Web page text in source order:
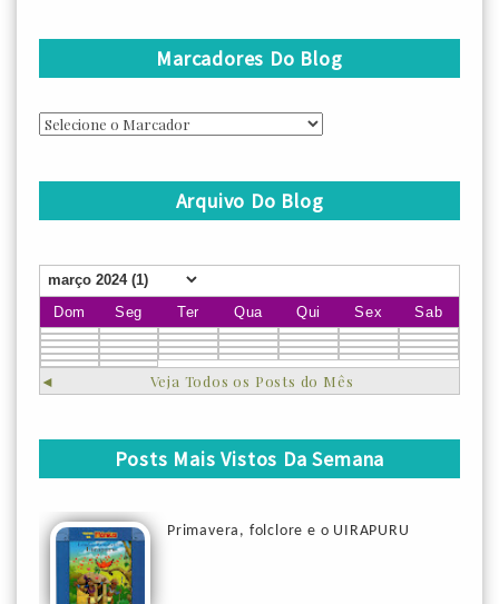
Marcadores Do Blog
Arquivo Do Blog
Dom Seg Ter Qua Qui Sex Sab
◄ Veja Todos os Posts do Mês
Posts Mais Vistos Da Semana
Primavera, folclore e o UIRAPURU